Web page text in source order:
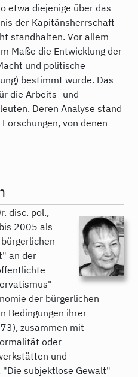
etwa diejenige über das
der Kapitänsherrschaft –
standhalten. Vor allem
Maße die Entwicklung der
und politische
bestimmt wurde. Das
die Arbeits- und
Deren Analyse stand
von denen
disc. pol.,
2005 als
an der
der bürgerlichen
Bedingungen ihrer
zusammen mit
oder
und
subjektlose Gewalt"